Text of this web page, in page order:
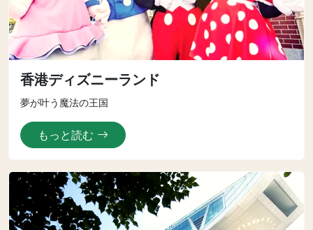
香港ディズニーランド
夢が叶う魔法の王国
もっと読む